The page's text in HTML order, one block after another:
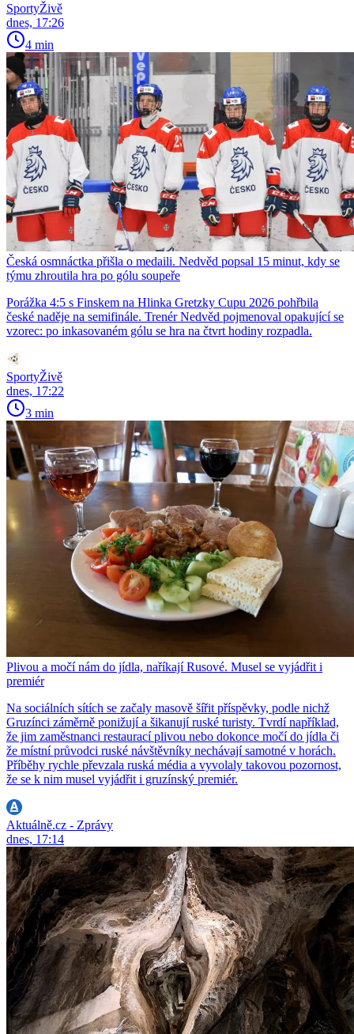
SportyŽivě
dnes, 17:26
4 min
Česká osmnáctka přišla o medaili. Nedvěd popsal 15 minut, kdy se
týmu zhroutila hra po gólu soupeře
Porážka 4:5 s Finskem na Hlinka Gretzky Cupu 2026 pohřbila
české naděje na semifinále. Trenér Nedvěd pojmenoval opakující se
vzorec: po inkasovaném gólu se hra na čtvrt hodiny rozpadla.
SportyŽivě
dnes, 17:22
3 min
Plivou a močí nám do jídla, naříkají Rusové. Musel se vyjádřit i
premiér
Na sociálních sítích se začaly masově šířit příspěvky, podle nichž
Gruzínci záměrně ponižují a šikanují ruské turisty. Tvrdí například,
že jim zaměstnanci restaurací plivou nebo dokonce močí do jídla či
že místní průvodci ruské návštěvníky nechávají samotné v horách.
Příběhy rychle převzala ruská média a vyvolaly takovou pozornost,
že se k nim musel vyjádřit i gruzínský premiér.
Aktuálně.cz - Zprávy
dnes, 17:14